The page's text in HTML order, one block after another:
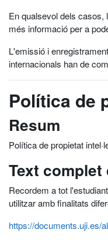
En qualsevol dels casos,
més informació per a
L'emissió i
internacionals han de
Política de
Resum
Política de propietat
Text
Recordem a tot
utilitzar amb finalitats
https://documents.uji.es/